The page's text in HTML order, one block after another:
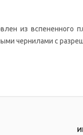
из вспененного
чернилами с